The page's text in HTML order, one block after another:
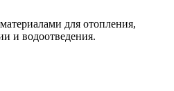
для отопления,
и водоотведения.